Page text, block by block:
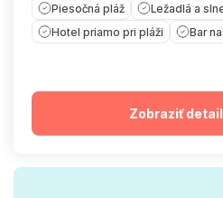
Piesočná pláž
Ležadlá a
Hotel priamo pri pláži
Bar
Zobraziť